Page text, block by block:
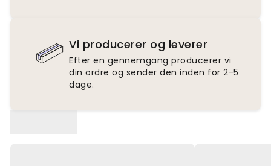
Vi producerer og leverer
Efter en gennemgang producerer vi
din ordre og sender den inden for 2-5
dage.